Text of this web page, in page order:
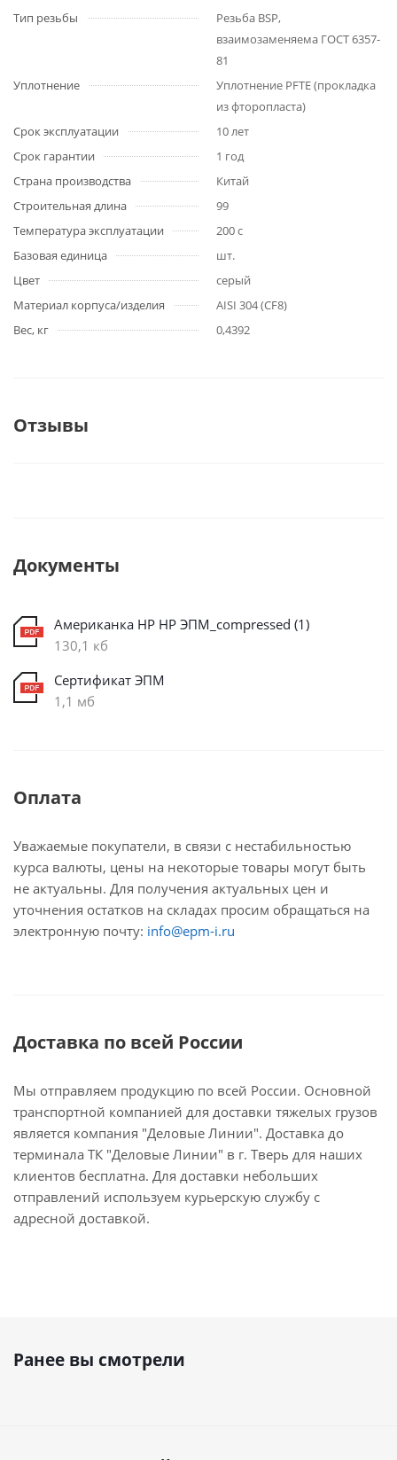
Тип резьбы
Резьба BSP,
взаимозаменяема ГОСТ 6357-
81
Уплотнение
Уплотнение PFTE (прокладка
из фторопласта)
Срок эксплуатации
10 лет
Срок гарантии
1 год
Страна производства
Китай
Строительная длина
99
Температура эксплуатации
200 с
Базовая единица
шт.
Цвет
серый
Материал корпуса/изделия
AISI 304 (CF8)
Вес, кг
0,4392
Отзывы
Документы
Американка НР НР ЭПМ_compressed (1)
130,1 кб
Сертификат ЭПМ
1,1 мб
Оплата
Уважаемые покупатели, в связи с нестабильностью
курса валюты, цены на некоторые товары могут быть
не актуальны. Для получения актуальных цен и
уточнения остатков на складах просим обращаться на
электронную почту: info@epm-i.ru
Доставка по всей России
Мы отправляем продукцию по всей России. Основной
транспортной компанией для доставки тяжелых грузов
является компания "Деловые Линии". Доставка до
терминала ТК "Деловые Линии" в г. Тверь для наших
клиентов бесплатна. Для доставки небольших
отправлений используем курьерскую службу с
адресной доставкой.
Ранее вы смотрели